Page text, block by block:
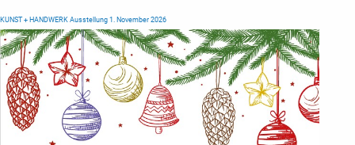
KUNST + HANDWERK Ausstellung 1. November 2026